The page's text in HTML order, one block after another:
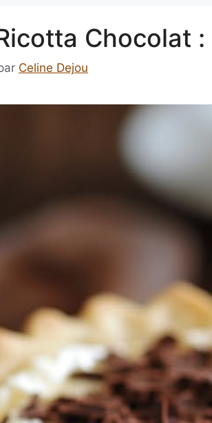
Chocolat
Celine Dejou